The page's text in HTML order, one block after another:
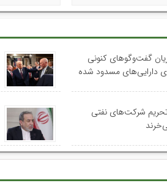
گفت‌وگوهای کنونی
دارایی‌های مسدود شده
شرکت‌های نفتی